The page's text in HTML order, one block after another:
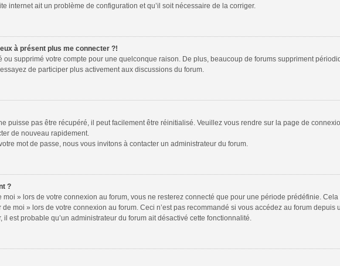
internet ait un problème de configuration et qu’il soit nécessaire de la corriger.
à présent plus me connecter ?!
ou supprimé votre compte pour une quelconque raison. De plus, beaucoup de forums suppriment
de participer plus activement aux discussions du forum.
puisse pas être récupéré, il peut facilement être réinitialisé. Veuillez vous rendre sur la page de
de nouveau rapidement.
mot de passe, nous vous invitons à contacter un administrateur du forum.
?
» lors de votre connexion au forum, vous ne resterez connecté que pour une période prédéfinie.
moi » lors de votre connexion au forum. Ceci n’est pas recommandé si vous accédez au forum
il est probable qu’un administrateur du forum ait désactivé cette fonctionnalité.